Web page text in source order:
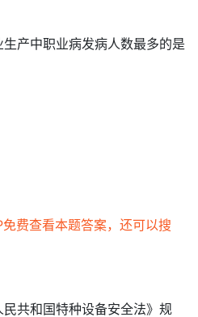
产中职业病发病人数最多的是
费查看本题答案，还可以搜
共和国特种设备安全法》规